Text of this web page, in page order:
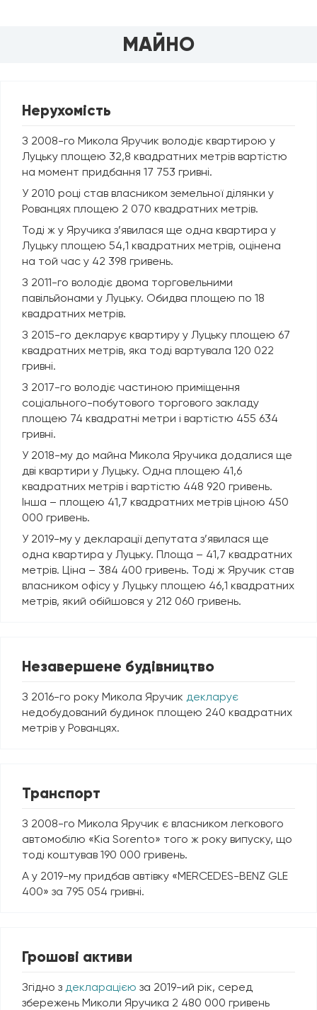
МАЙНО
Нерухомість
З 2008-го Микола Яручик володіє квартирою у
Луцьку площею 32,8 квадратних метрів вартістю
на момент придбання 17 753 гривні.
У 2010 році став власником земельної ділянки у
Рованцях площею 2 070 квадратних метрів.
Тоді ж у Яручика з’явилася ще одна квартира у
Луцьку площею 54,1 квадратних метрів, оцінена
на той час у 42 398 гривень.
З 2011-го володіє двома торговельними
павільйонами у Луцьку. Обидва площею по 18
квадратних метрів.
З 2015-го декларує квартиру у Луцьку площею 67
квадратних метрів, яка тоді вартувала 120 022
гривні.
З 2017-го володіє частиною приміщення
соціального-побутового торгового закладу
площею 74 квадратні метри і вартістю 455 634
гривні.
У 2018-му до майна Микола Яручика додалися ще
дві квартири у Луцьку. Одна площею 41,6
квадратних метрів і вартістю 448 920 гривень.
Інша – площею 41,7 квадратних метрів ціною 450
000 гривень.
У 2019-му у декларації депутата з’явилася ще
одна квартира у Луцьку. Площа – 41,7 квадратних
метрів. Ціна – 384 400 гривень. Тоді ж Яручик став
власником офісу у Луцьку площею 46,1 квадратних
метрів, який обійшовся у 212 060 гривень.
Незавершене будівництво
З 2016-го року Микола Яручик декларує
недобудований будинок площею 240 квадратних
метрів у Рованцях.
Транспорт
З 2008-го Микола Яручик є власником легкового
автомобілю «Kia Sorento» того ж року випуску, що
тоді коштував 190 000 гривень.
А у 2019-му придбав автівку «MERCEDES-BENZ GLE
400» за 795 054 гривні.
Грошові активи
Згідно з декларацією за 2019-ий рік, серед
збережень Миколи Яручика 2 480 000 гривень